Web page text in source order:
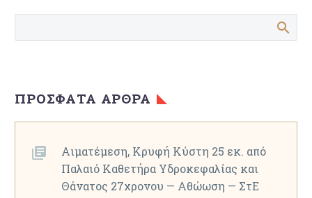
ΠΡΌΣΦΑΤΑ ΆΡΘΡΑ
Αιματέμεση, Κρυφή Κύστη 25 εκ. από
Παλαιό Καθετήρα Υδροκεφαλίας και
Θάνατος 27χρονου — Αθώωση — ΣτΕ